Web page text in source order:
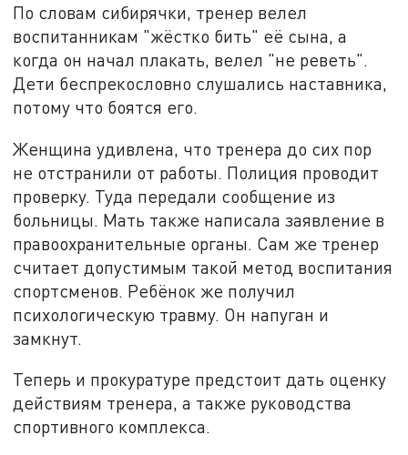
По словам сибирячки, тренер велел
воспитанникам "жёстко бить" её сына, а
когда он начал плакать, велел "не реветь".
Дети беспрекословно слушались наставника,
потому что боятся его.
Женщина удивлена, что тренера до сих пор
не отстранили от работы. Полиция проводит
проверку. Туда передали сообщение из
больницы. Мать также написала заявление в
правоохранительные органы. Сам же тренер
считает допустимым такой метод воспитания
спортсменов. Ребёнок же получил
психологическую травму. Он напуган и
замкнут.
Теперь и прокуратуре предстоит дать оценку
действиям тренера, а также руководства
спортивного комплекса.